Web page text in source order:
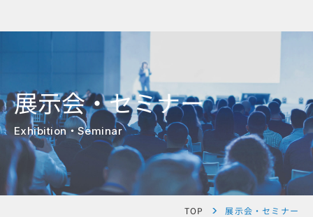
展示会・セミナー
Exhibition・Seminar
TOP 展示会・セミナー